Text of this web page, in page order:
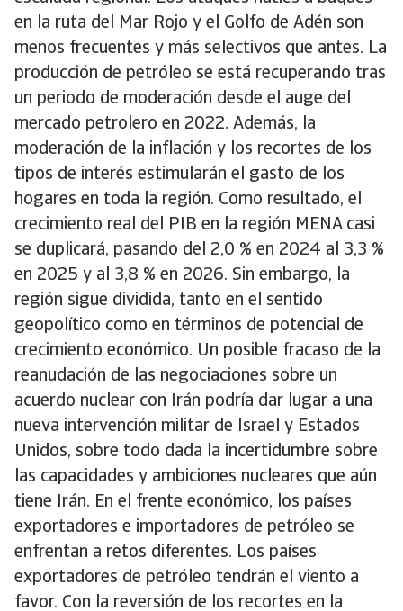
en la ruta del Mar Rojo y el Golfo de Adén son
menos frecuentes y más selectivos que antes. La
producción de petróleo se está recuperando tras
un periodo de moderación desde el auge del
mercado petrolero en 2022. Además, la
moderación de la inflación y los recortes de los
tipos de interés estimularán el gasto de los
hogares en toda la región. Como resultado, el
crecimiento real del PIB en la región MENA casi
se duplicará, pasando del 2,0 % en 2024 al 3,3 %
en 2025 y al 3,8 % en 2026. Sin embargo, la
región sigue dividida, tanto en el sentido
geopolítico como en términos de potencial de
crecimiento económico. Un posible fracaso de la
reanudación de las negociaciones sobre un
acuerdo nuclear con Irán podría dar lugar a una
nueva intervención militar de Israel y Estados
Unidos, sobre todo dada la incertidumbre sobre
las capacidades y ambiciones nucleares que aún
tiene Irán. En el frente económico, los países
exportadores e importadores de petróleo se
enfrentan a retos diferentes. Los países
exportadores de petróleo tendrán el viento a
favor. Con la reversión de los recortes en la